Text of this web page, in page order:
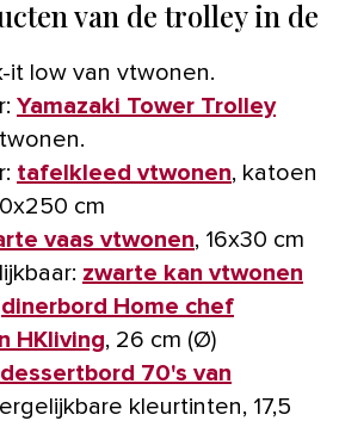
van de trolley in de
it low van vtwonen.
Yamazaki Tower Trolley
tafelkleed vtwonen, katoen
cm
vaas vtwonen, 16x30 cm
zwarte kan vtwonen
dinerbord Home chef
HKliving, 26 cm (Ø)
dessertbord 70's van
kleurtinten, 17,5